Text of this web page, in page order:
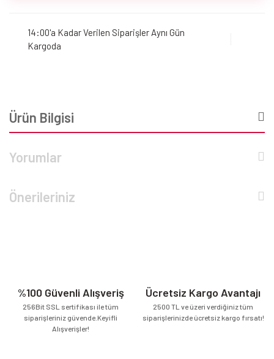
14:00'a Kadar Verilen Siparişler Aynı Gün
Kargoda
Ürün Bilgisi
Yorumlar
Önerileriniz
%100 Güvenli Alışveriş
256Bit SSL sertifikası ile tüm
siparişleriniz güvende.Keyifli
Alışverişler!
Ücretsiz Kargo Avantajı
2500 TL ve üzeri verdiğiniz tüm
siparişlerinizde ücretsiz kargo fırsatı!